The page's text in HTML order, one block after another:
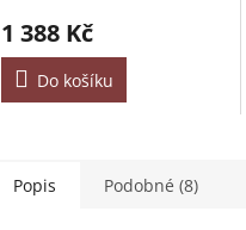
1 388 Kč
Do košíku
Popis Podobné (8)